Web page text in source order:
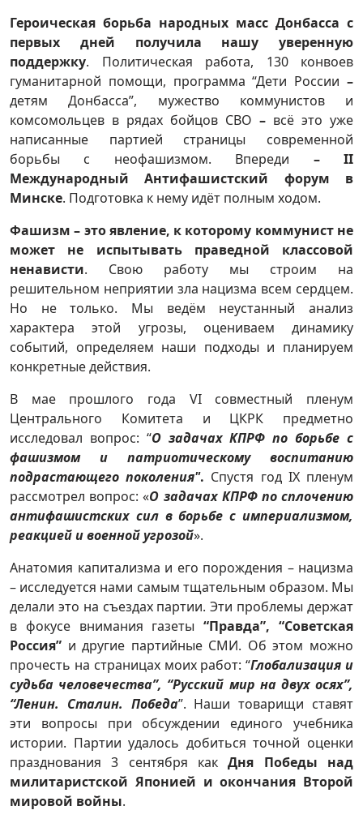
Героическая борьба народных масс Донбасса с
первых дней получила нашу уверенную
поддержку. Политическая работа, 130 конвоев
гуманитарной помощи, программа “Дети России –
детям Донбасса”, мужество коммунистов и
комсомольцев в рядах бойцов СВО – всё это уже
написанные партией страницы современной
борьбы с неофашизмом. Впереди –
II
Международный Антифашистский форум в
Минске. Подготовка к нему идёт полным ходом.
Фашизм – это явление, к которому коммунист не
может не испытывать праведной классовой
ненависти. Свою работу мы строим на
решительном неприятии зла нацизма всем сердцем.
Но не только. Мы ведём неустанный анализ
характера этой угрозы, оцениваем динамику
событий, определяем наши подходы и планируем
конкретные действия.
В мае прошлого года VI совместный пленум
Центрального Комитета и ЦКРК предметно
исследовал вопрос: “О задачах КПРФ по борьбе с
фашизмом и патриотическому воспитанию
подрастающего поколения". Спустя год IX пленум
рассмотрел вопрос: «О задачах КПРФ по сплочению
антифашистских сил в борьбе с империализмом,
реакцией и военной угрозой».
Анатомия капитализма и его порождения – нацизма
– исследуется нами самым тщательным образом. Мы
делали это на съездах партии. Эти проблемы держат
в фокусе внимания газеты“Правда”, “Советская
Россия” и другие партийные СМИ. Об этом можно
прочесть на страницах моих работ: “Глобализация и
судьба человечества”, “Русский мир на двух осях”,
“Ленин. Сталин. Победа”. Наши товарищи ставят
эти вопросы при обсуждении единого учебника
истории. Партии удалось добиться точной оценки
празднования 3 сентября какДня Победы над
милитаристской Японией и окончания Второй
мировой войны.